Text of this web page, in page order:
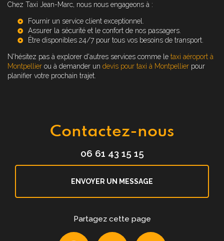
Chez Taxi Jean-Marc, nous nous engageons à :
Fournir un service client exceptionnel.
Assurer la sécurité et le confort de nos passagers.
Être disponibles 24/7 pour tous vos besoins de transport.
N'hésitez pas à explorer d'autres services comme le taxi aéroport à
Montpellier ou à demander un devis pour taxi à Montpellier pour
planifier votre prochain trajet.
Contactez-nous
06 61 43 15 15
ENVOYER UN MESSAGE
Partagez cette page
Facebook